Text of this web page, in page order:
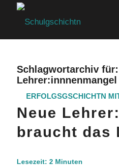
Schlagwortarchiv für:
Lehrer:innnenmangel
ERFOLGSGSCHICHTN
Neue
braucht das
Lesezeit: 2 Minuten